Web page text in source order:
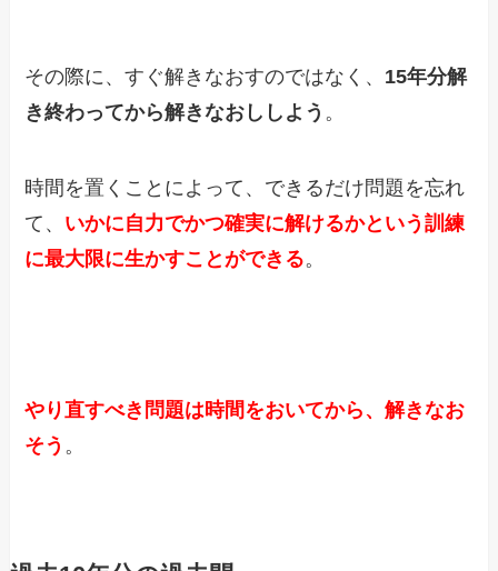
その際に、すぐ解きなおすのではなく、 15年分解
き終わってから解きなおししよう 。
時間を置くことによって、できるだけ問題を忘れ
て、 いかに自力でかつ確実に解けるかという訓練
に最大限に生かすことができる。
やり直すべき問題は時間をおいてから、解きなお
そう 。